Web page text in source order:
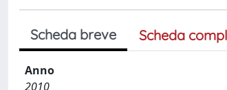
Scheda breve Scheda
Anno
2010